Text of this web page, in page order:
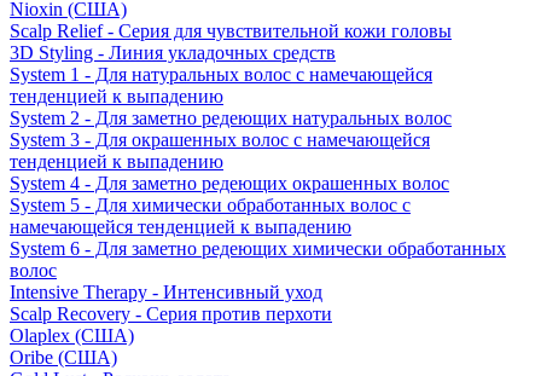
Nioxin (США)
Scalp Relief - Серия для чувствительной кожи головы
3D Styling - Линия укладочных средств
System 1 - Для натуральных волос с намечающейся
тенденцией к выпадению
System 2 - Для заметно редеющих натуральных волос
System 3 - Для окрашенных волос с намечающейся
тенденцией к выпадению
System 4 - Для заметно редеющих окрашенных волос
System 5 - Для химически обработанных волос с
намечающейся тенденцией к выпадению
System 6 - Для заметно редеющих химически обработанных
волос
Intensive Therapy - Интенсивный уход
Scalp Recovery - Серия против перхоти
Olaplex (США)
Oribe (США)